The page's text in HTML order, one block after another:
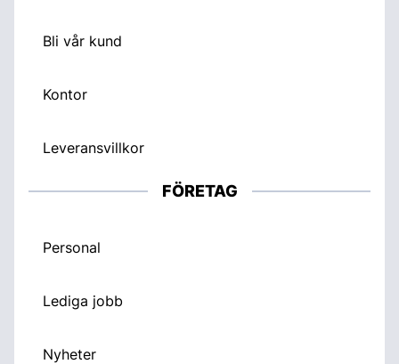
Bli vår kund
Kontor
Leveransvillkor
FÖRETAG
Personal
Lediga jobb
Nyheter